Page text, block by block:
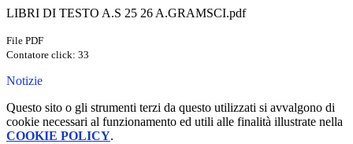
LIBRI DI TESTO A.S 25 26 A.GRAMSCI.pdf
File PDF
Contatore click: 33
Notizie
Questo sito o gli strumenti terzi da questo utilizzati si avvalgono di
cookie necessari al funzionamento ed utili alle finalità illustrate nella
COOKIE POLICY.